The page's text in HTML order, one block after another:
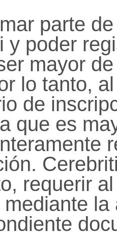
parte
y poder
mayor
lo tanto,
de
que es
requerir
la